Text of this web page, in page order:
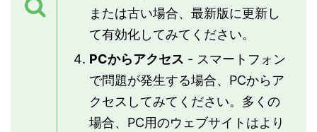
または古い場合、最新版に更新し
て有効化してみてください。
PCからアクセス - スマートフォン
で問題が発生する場合、PCからア
クセスしてみてください。多くの
場合、PC用のウェブサイトはより